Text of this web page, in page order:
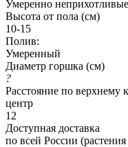
Умеренно неприхотливые
Высота от пола (см)
10-15
Полив:
Умеренный
Диаметр горшка (см)
?
Расстояние по верхнему
центр
12
Доступная доставка
по всей России